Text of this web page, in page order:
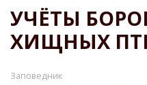
НАВИГАЦИИ
УЧЁТЫ
ХИЩНЫХ
Заповедник